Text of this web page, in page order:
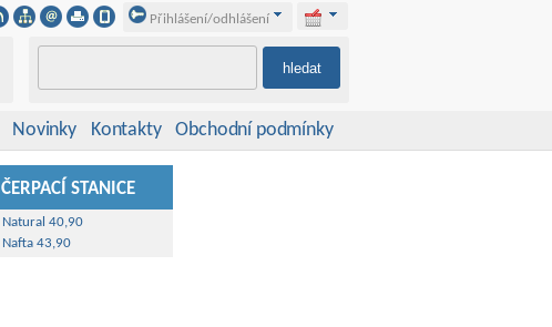
Přihlášení/odhlášení
Novinky Kontakty Obchodní podmínky
ČERPACÍ STANICE
Natural 40,90
Nafta 43,90